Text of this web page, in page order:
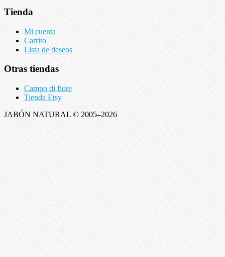
Tienda
Mi cuenta
Carrito
Lista de deseos
Otras tiendas
Campo di fiore
Tienda Etsy
JABÓN NATURAL © 2005–2026